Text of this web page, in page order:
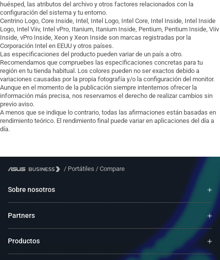
huésped, las atributos del archivo y otros factores relacionados con la
configuración del sistema y tu entorno.
Centrino Logo, Core Inside, Intel, Intel Logo, Intel Core, Intel Inside, Intel Inside
Logo, Intel Viiv, Intel vPro, Itanium, Itanium Inside, Pentium, Pentium Inside, Viiv
Inside, vPro Inside, Xeon y Xeon Inside son marcas registradas por la
Corporación Intel en EEUU y otros países.
Las especificaciones del producto pueden variar de un país a otro.
Recomendamos que compruebes las especificaciones concretas para tu
región en tu tienda habitual. Los colores pueden no ser exactos debido a
variaciones causadas por la propia fotografía y/o la configuración del monitor.
Aunque en el momento de la publicación siempre intentemos ofrecer la
información más precisa, nos reservamos el derecho de realizar cambios sin
previo aviso.
A menos que se indique lo contrario, todas las afirmaciones están basadas en
rendimiento teórico. El rendimiento final puede variar en aplicaciones del día a
día.
/ Portátiles / Compare
Sobre nosotros
Partners
Productos